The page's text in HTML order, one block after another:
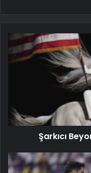
Şarkıcı